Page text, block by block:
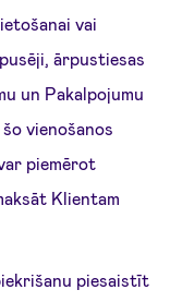
vai
ārpustiesas
un Pakalpojumu
vienošanos
piemērot
Klientam
piesaistīt